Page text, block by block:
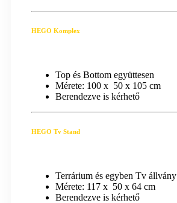
HEGO Komplex
Top és Bottom együttesen
Mérete: 100 x 50 x 105 cm
Berendezve is kérhető
HEGO Tv Stand
Terrárium és egyben Tv állvány
Mérete: 117 x 50 x 64 cm
Berendezve is kérhető